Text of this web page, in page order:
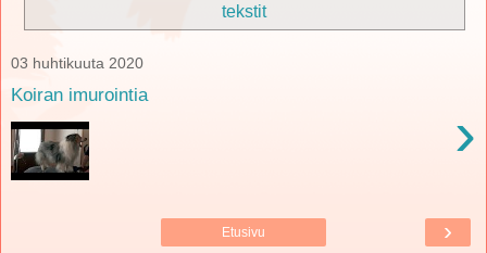
tekstit
03 huhtikuuta 2020
Koiran imurointia
›
›
Etusivu